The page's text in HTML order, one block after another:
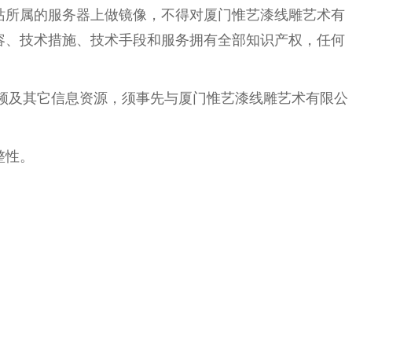
属的服务器上做镜像，不得对厦门惟艺漆线雕艺术有
技术措施、技术手段和服务拥有全部知识产权，任何
其它信息资源，须事先与厦门惟艺漆线雕艺术有限公
。